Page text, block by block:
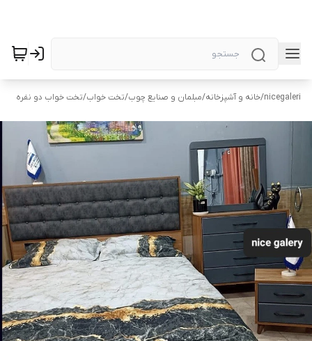
nicegaleri
/خانه و آشپزخانه/مبلمان و صنایع چوب/تخت خواب/تخت خواب دو نفره